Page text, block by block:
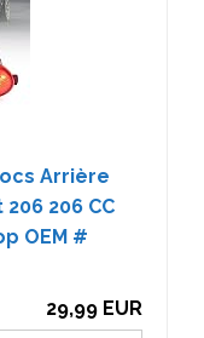
Arrière
206 CC
OEM #
29,99 EUR